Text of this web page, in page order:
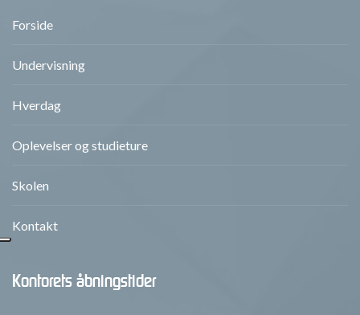
Forside
Undervisning
Hverdag
Oplevelser og studieture
Skolen
Kontakt
Kontorets åbningstider